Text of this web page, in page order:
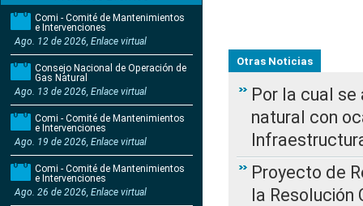
Comi - Comité de Mantenimientos
e Intervenciones
Ago. 12 de 2026, Enlace virtual
Consejo Nacional de Operación de
Gas Natural
Ago. 13 de 2026, Enlace virtual
Comi - Comité de Mantenimientos
e Intervenciones
Ago. 19 de 2026, Enlace virtual
Comi - Comité de Mantenimientos
e Intervenciones
Ago. 26 de 2026, Enlace virtual
Otras Noticias
Por la cual
natural con
Proyecto de
la Resolución